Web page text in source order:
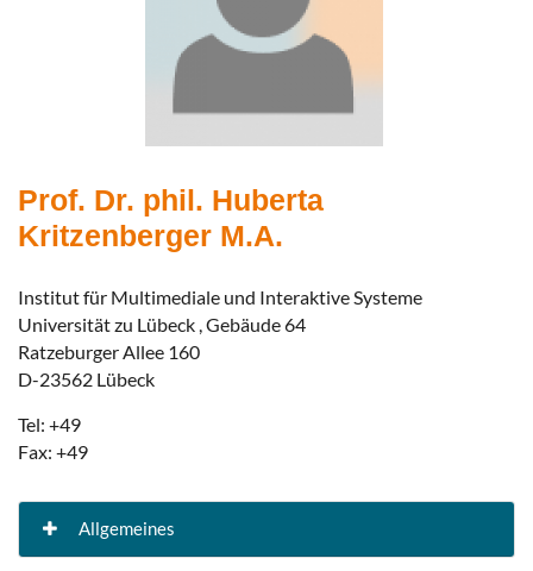
Prof. Dr. phil. Huberta
Kritzenberger M.A.
Institut für Multimediale und Interaktive Systeme
Universität zu Lübeck , Gebäude 64
Ratzeburger Allee 160
D-23562 Lübeck
Tel: +49
Fax: +49
Allgemeines